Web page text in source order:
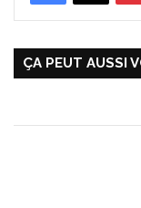
ÇA PEUT AUSSI